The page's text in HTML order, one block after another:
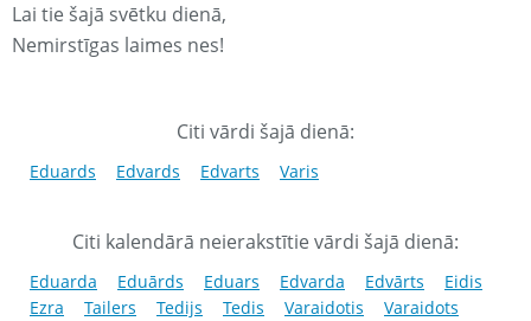
Lai tie šajā svētku dienā,
Nemirstīgas laimes nes!
Citi vārdi šajā dienā:
Eduards Edvards Edvarts Varis
Citi kalendārā neierakstītie vārdi šajā dienā:
Eduarda Eduārds Eduars Edvarda Edvārts
Eidis
Ezra
Tailers Tedijs Tedis Varaidotis
Varaidots